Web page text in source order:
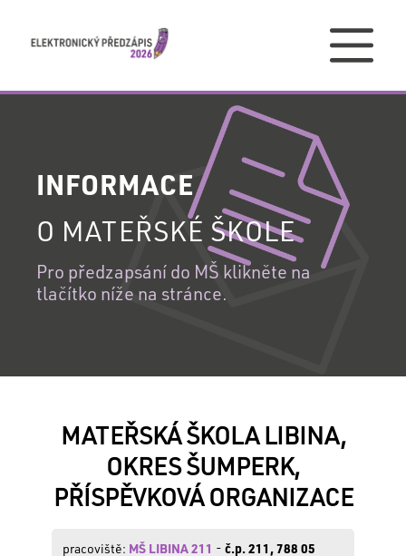
INFORMACE
O MATEŘSKÉ ŠKOLE
Pro předzapsání do MŠ klikněte na
tlačítko níže na stránce.
MATEŘSKÁ ŠKOLA LIBINA,
OKRES ŠUMPERK,
PŘÍSPĚVKOVÁ ORGANIZACE
pracoviště: MŠ LIBINA 211 - č.p. 211, 788 05
PŘIHLÁŠENÍ
DO
VAŠEHO
ÚČTU
PŘIHLÁŠENÍ
REGISTRACE